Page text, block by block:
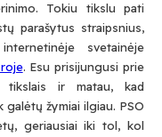
Tokiu tikslu pati
parašytus straipsnius,
svetainėje
. Esu prisijungusi prie
tikslais ir matau, kad
galėtų žymiai ilgiau. PSO
geriausiai iki tol, kol